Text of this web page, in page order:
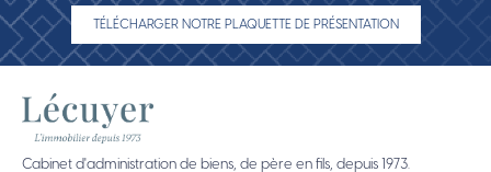
TÉLÉCHARGER NOTRE PLAQUETTE DE PRÉSENTATION
Cabinet d'administration de biens, de père en fils, depuis 1973.